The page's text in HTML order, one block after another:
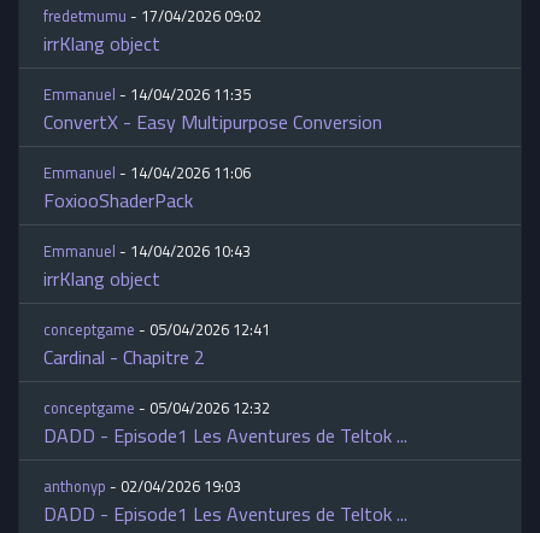
fredetmumu- 17/04/2026 09:02
irrKlang object
Emmanuel- 14/04/2026 11:35
ConvertX - Easy Multipurpose Conversion
Emmanuel- 14/04/2026 11:06
FoxiooShaderPack
Emmanuel- 14/04/2026 10:43
irrKlang object
conceptgame- 05/04/2026 12:41
Cardinal - Chapitre 2
conceptgame- 05/04/2026 12:32
DADD - Episode1 Les Aventures de Teltok ...
anthonyp- 02/04/2026 19:03
DADD - Episode1 Les Aventures de Teltok ...